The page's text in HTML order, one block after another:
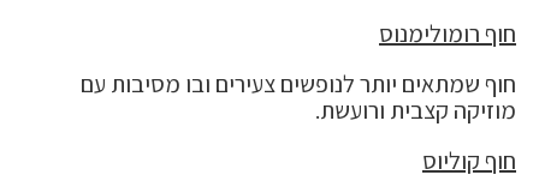
חוף רומולימנוס
חוף שמתאים יותר לנופשים צעירים ובו מסיבות עם
מוזיקה קצבית ורועשת.
חוף קוליוס